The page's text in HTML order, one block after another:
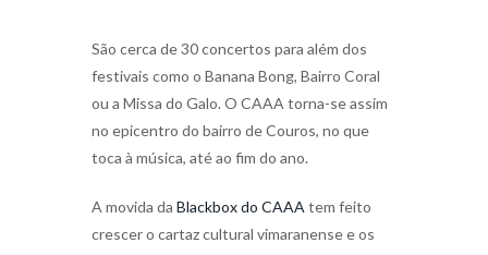
São cerca de 30 concertos para além dos
festivais como o Banana Bong, Bairro Coral
ou a Missa do Galo. O CAAA torna-se assim
no epicentro do bairro de Couros, no que
toca à música, até ao fim do ano.
A movida da Blackbox do CAAA tem feito
crescer o cartaz cultural vimaranense e os